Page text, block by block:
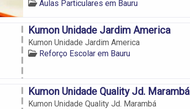
Aulas Particulares em Bauru
Kumon Unidade Jardim America
Kumon Unidade Jardim America
Reforço Escolar em Bauru
Kumon Unidade Quality Jd. Marambá
Kumon Unidade Quality Jd. Marambá